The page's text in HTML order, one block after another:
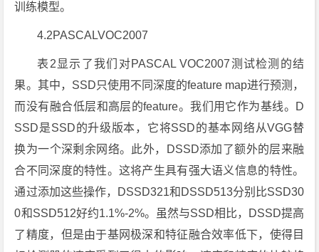
训练模型。
4.2PASCALVOC2007
表2显示了我们对PASCAL VOC2007测试检测的结
果。其中，SSD只使用不同深度的feature map进行预测，
而没有融合低层和高层的feature。我们用它作为基线。D
SSD是SSD的升级版本，它将SSD的基本网络从VGG替
换为一个深剩余网络。此外，DSSD添加了额外的层来融
合不同深度的特性。这将产生具有强大语义信息的特性。
通过添加这些操作，DSSD321和DSSD513分别比SSD30
0和SSD512好约1.1%-2%。虽然与SSD相比，DSSD提高
了精度，但是由于基网极深和特征融合效率低下，使得目